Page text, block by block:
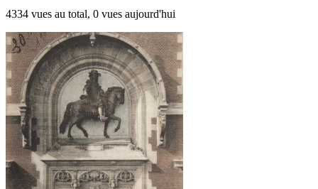
4334 vues au total, 0 vues aujourd'hui